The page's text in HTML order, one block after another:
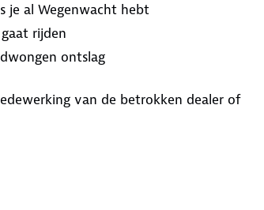
je al Wegenwacht hebt
rijden
ontslag
van de betrokken dealer of